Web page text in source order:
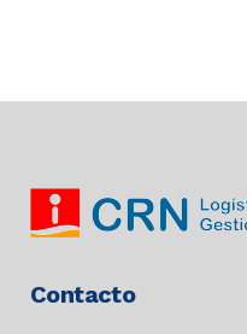
Contacto